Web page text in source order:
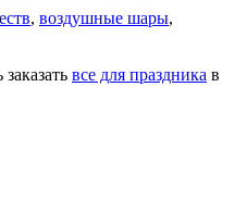
, воздушные шары,
все для праздника в